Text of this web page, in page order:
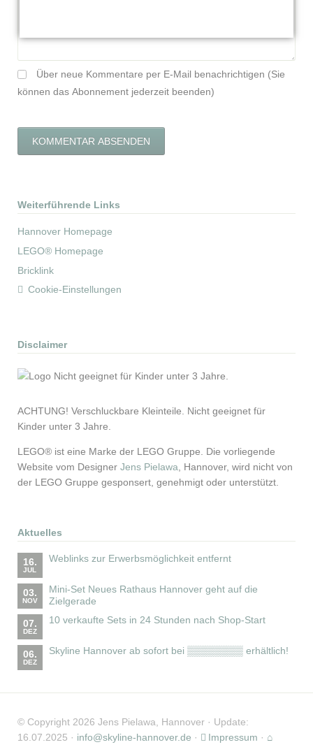
Über neue Kommentare per E-Mail benachrichtigen (Sie
können das Abonnement jederzeit beenden)
KOMMENTAR ABSENDEN
Weiterführende Links
Hannover Homepage
LEGO® Homepage
Bricklink
Cookie-Einstellungen
Disclaimer
ACHTUNG! Ver­schluck­bare Klein­teile. Nicht ge­eig­net für
Kinder unter 3 Jahre.
LEGO® ist eine Marke der LEGO Gruppe. Die vorliegende
Website vom Designer Jens Pielawa , Hannover, wird nicht von
der LEGO Gruppe gesponsert, genehmigt oder unterstützt.
Aktuelles
16.
JUL
Weblinks zur Erwerbsmöglichkeit entfernt
03.
NOV
Mini-Set Neues Rathaus Hannover geht auf die
Zielgerade
07.
DEZ
10 verkaufte Sets in 24 Stunden nach Shop-Start
06.
DEZ
Skyline Hannover ab sofort bei ▒▒▒▒▒▒▒▒ erhältlich!
© Copyright 2026 Jens Pielawa, Hannover · Update:
16.07.2025 · info@skyline-hannover.de · Impressum ·